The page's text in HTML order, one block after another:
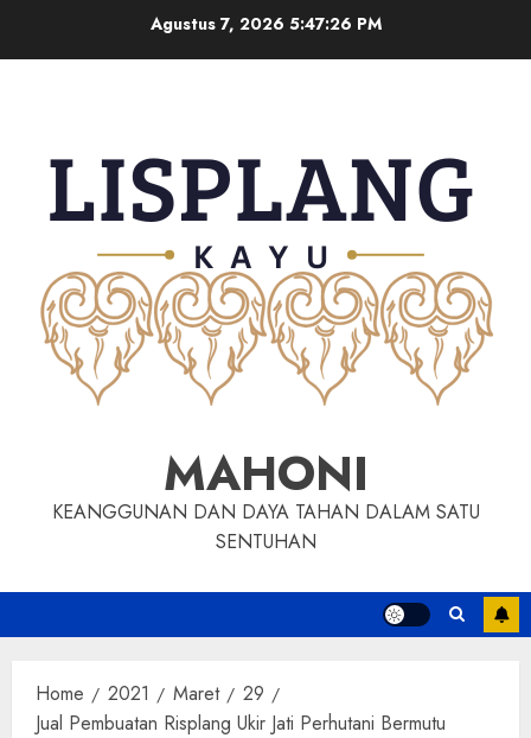
Agustus 7, 20265:47:27 PM
MAHONI
KEANGGUNAN DAN DAYA TAHAN DALAM SATU
SENTUHAN
Home 2021 Maret
29
Jual Pembuatan Risplang Ukir Jati Perhutani Bermutu